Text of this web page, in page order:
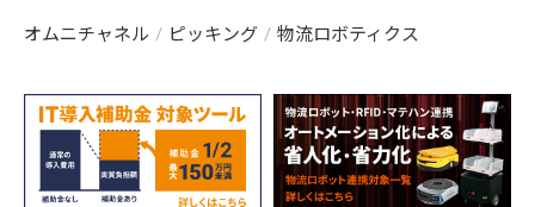
オムニチャネル ピッキング 物流ロボティクス